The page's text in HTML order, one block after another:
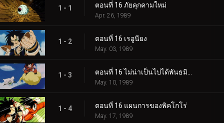
1 - 1 ตอนที่ 16 ภัยคุกคามใหม่
Apr. 26, 1989
1 - 2 ตอนที่ 16 เรอูนียง
May. 03, 1989
1 - 3
May. 10, 1989
1 - 4 ตอนที่ 16 แผนการของพิคโกโร่
May. 17, 1989